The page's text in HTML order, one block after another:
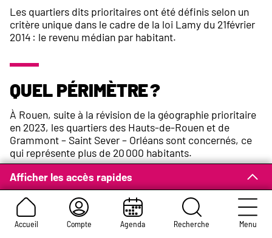
Accueil Compte Agenda Recherche Menu
Afficher les accès rapides
Les quartiers dits prioritaires ont été définis selon un
critère unique dans le cadre de la loi Lamy du 21février
2014 : le revenu médian par habitant.
Quel périmètre ?
À Rouen, suite à la révision de la géographie prioritaire
en 2023, les quartiers des Hauts-de-Rouen et de
Grammont – Saint Sever – Orléans sont concernés, ce
qui représente plus de 20 000 habitants.
Retrouvez le périmètre de la géographie prioritaire sur
https://sig.ville.gouv.fr/territoire/76540